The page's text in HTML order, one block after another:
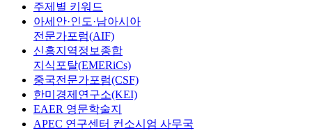
주제별 키워드
아세안·인도·남아시아
전문가포럼(AIF)
신흥지역정보종합
지식포탈(EMERiCs)
중국전문가포럼(CSF)
한미경제연구소(KEI)
EAER 영문학술지
APEC 연구센터 컨소시엄 사무국